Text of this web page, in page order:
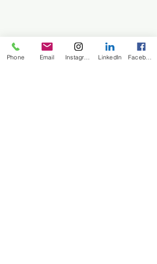
Diese Veranstaltung teilen
Phone Email LinkedIn